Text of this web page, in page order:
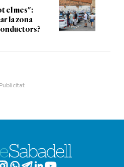
el mes":
la zona